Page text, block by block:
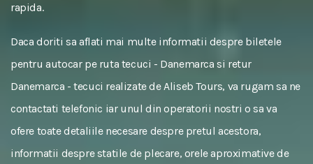
rapida.
Daca doriti sa aflati mai multe informatii despre biletele
pentru autocar pe ruta tecuci - Danemarca si retur
Danemarca - tecuci realizate de Aliseb Tours, va rugam sa ne
contactati telefonic iar unul din operatorii nostri o sa va
ofere toate detaliile necesare despre pretul acestora,
informatii despre statile de plecare, orele aproximative de